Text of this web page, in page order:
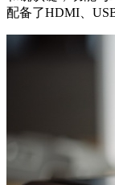
配备了HDMI、